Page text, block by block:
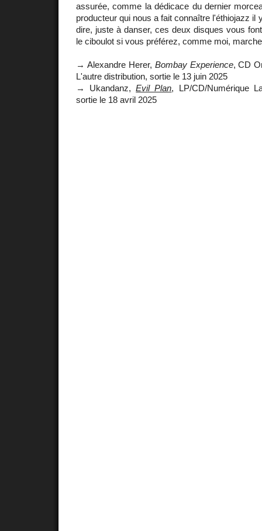
assurée, comme la dédicace du dernier
producteur qui nous a fait connaître l'éthiojazz il
dire, juste à danser, ces deux disques vous
le ciboulot si vous préférez, comme moi,
→ Alexandre Herer, Bombay Experience, CD
L'autre distribution, sortie le 13 juin 2025
→ Ukandanz,Evil Plan, LP/CD/Numérique
sortie le 18 avril 2025